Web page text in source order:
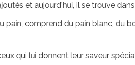
et aujourd'hui, il se trouve
comprend du pain blanc, du
qui lui donnent leur saveur